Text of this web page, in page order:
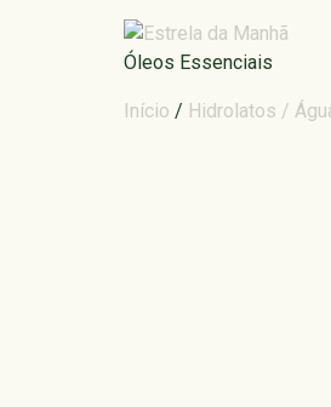
Óleos Essenciais
Início / Hidrolatos /